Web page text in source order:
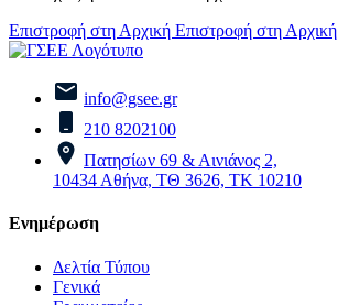
Επιστροφή στη Αρχική Επιστροφή στη Αρχική
info@gsee.gr
210 8202100
Πατησίων 69 & Αινιάνος 2,
10434 Αθήνα, ΤΘ 3626, ΤΚ 10210
Ενημέρωση
Δελτία Τύπου
Γενικά